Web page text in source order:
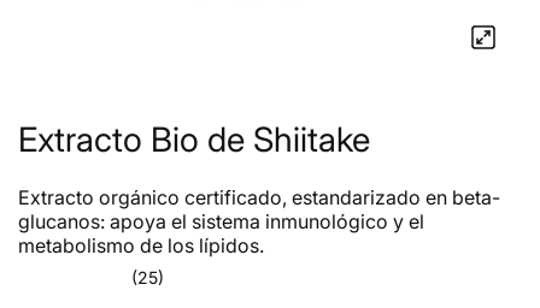
Extracto Bio de Shiitake
Extracto orgánico certificado, estandarizado en beta-
glucanos: apoya el sistema inmunológico y el
metabolismo de los lípidos.
(25)